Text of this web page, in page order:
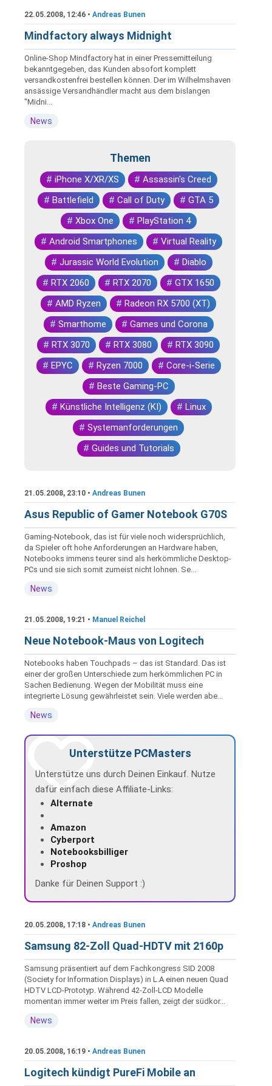
22.05.2008, 12:46 • Andreas Bunen
Mindfactory always Midnight
Online-Shop Mindfactory hat in einer Pressemitteilung
bekanntgegeben, das Kunden absofort komplett
versandkostenfrei bestellen können. Der im Wilhelmshaven
ansässige Versandhändler macht aus dem bislangen
"Midni...
News
Themen
# iPhone X/XR/XS # Assassin's Creed
# Battlefield # Call of Duty # GTA 5
# Xbox One # PlayStation 4
# Android Smartphones # Virtual Reality
# Jurassic World Evolution # Diablo
# RTX 2060 # RTX 2070 # GTX 1650
# AMD Ryzen # Radeon RX 5700 (XT)
# Smarthome # Games und Corona
# RTX 3070 # RTX 3080 # RTX 3090
# EPYC # Ryzen 7000 # Core-i-Serie
# Beste Gaming-PC
# Künstliche Intelligenz (KI) # Linux
# Systemanforderungen
# Guides und Tutorials
21.05.2008, 23:10 • Andreas Bunen
Asus Republic of Gamer Notebook G70S
Gaming-Notebook, das ist für viele noch widersprüchlich,
da Spieler oft hohe Anforderungen an Hardware haben,
Notebooks immens teurer sind als herkömmliche Desktop-
PCs und sie sich somit zumeist nicht lohnen. Se...
News
21.05.2008, 19:21 • Manuel Reichel
Neue Notebook-Maus von Logitech
Notebooks haben Touchpads – das ist Standard. Das ist
einer der großen Unterschiede zum herkömmlichen PC in
Sachen Bedienung. Wegen der Mobilität muss eine
integrierte Lösung gewährleistet sein. Viele werden abe...
News
Unterstütze PCMasters
Unterstütze uns durch Deinen Einkauf. Nutze
dafür einfach diese Affiliate-Links:
Alternate
Amazon
Cyberport
Notebooksbilliger
Proshop
Danke für Deinen Support :)
20.05.2008, 17:18 • Andreas Bunen
Samsung 82-Zoll Quad-HDTV mit 2160p
Samsung präsentiert auf dem Fachkongress SID 2008
(Society for Information Displays) in L.A einen neuen Quad
HDTV LCD-Prototyp. Während 42-Zoll-LCD Modelle
momentan immer weiter im Preis fallen, zeigt der südkor...
News
20.05.2008, 16:19 • Andreas Bunen
Logitech kündigt PureFi Mobile an